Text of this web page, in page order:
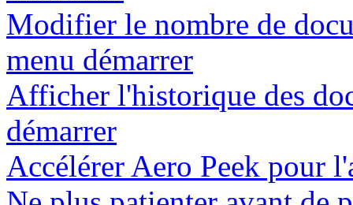
Modifier le nombre de
menu démarrer
Afficher l'historique des
démarrer
Accélérer Aero Peek pour